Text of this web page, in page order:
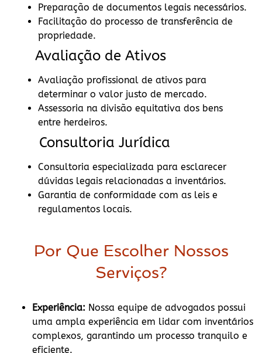
Preparação de documentos legais necessários.
Facilitação do processo de transferência de
propriedade.
Avaliação de Ativos
Avaliação profissional de ativos para
determinar o valor justo de mercado.
Assessoria na divisão equitativa dos bens
entre herdeiros.
Consultoria Jurídica
Consultoria especializada para esclarecer
dúvidas legais relacionadas a inventários.
Garantia de conformidade com as leis e
regulamentos locais.
Por Que Escolher Nossos
Serviços?
Experiência: Nossa equipe de advogados possui
uma ampla experiência em lidar com inventários
complexos, garantindo um processo tranquilo e
eficiente.